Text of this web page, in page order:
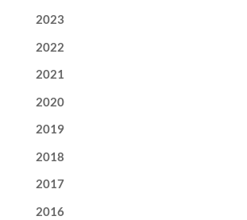
2023
2022
2021
2020
2019
2018
2017
2016